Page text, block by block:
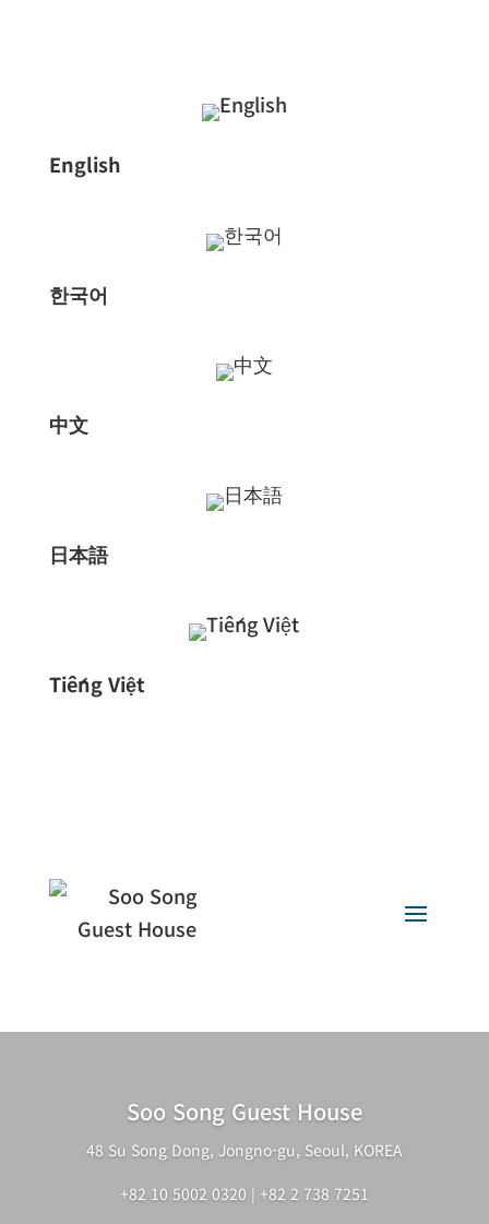
English
한국어
中文
日本語
Tiếng Việt
Soo Song Guest House
48 Su Song Dong, Jongno-gu, Seoul, KOREA
+82 10 5002 0320 | +82 2 738 7251